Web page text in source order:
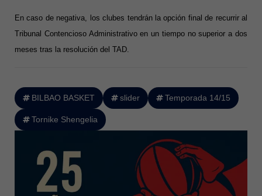
En caso de negativa, los clubes tendrán la opción final de recurrir al
Tribunal Contencioso Administrativo en un tiempo no superior a dos
meses tras la resolución del TAD.
BILBAO BASKET slider Temporada 14/15
Tornike Shengelia